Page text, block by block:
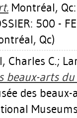
Montréal,
500 -
Qc)
Charles C.;
beaux-arts
des